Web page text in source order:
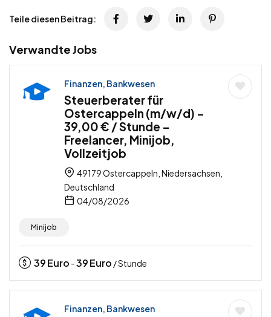
Teile diesen Beitrag:
Verwandte Jobs
Finanzen, Bankwesen
Steuerberater für
Ostercappeln (m/w/d) –
39,00 € / Stunde –
Freelancer, Minijob,
Vollzeitjob
49179 Ostercappeln, Niedersachsen,
Deutschland
04/08/2026
Minijob
39Euro -39Euro / Stunde
Finanzen, Bankwesen